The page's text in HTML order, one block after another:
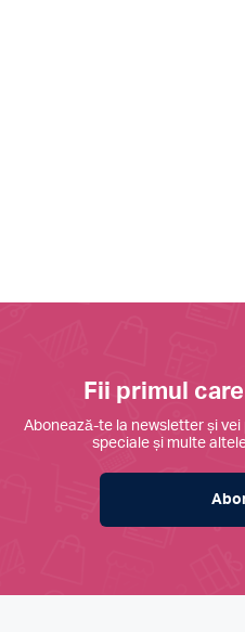
Fii primul
Abonează-te la newsletter și
speciale și multe